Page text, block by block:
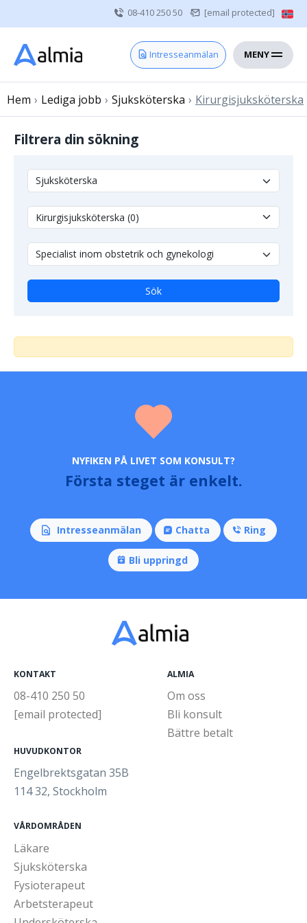
08-410 250 50 [email protected]
Intresseanmälan MENY
Hem
Vårdgivare
Om oss
Kontakt
Övrig vårdpersonal
Hem › Lediga jobb › Sjuksköterska › Kirurgisjuksköterska
Filtrera din sökning
Sök
NYFIKEN PÅ LIVET SOM KONSULT?
Första steget är enkelt.
Intresseanmälan Chatta Ring
Bli uppringd
KONTAKT
08-410 250 50
[email protected]
HUVUDKONTOR
Engelbrektsgatan 35B
114 32, Stockholm
ALMIA
Om oss
Bli konsult
Bättre betalt
VÅRDOMRÅDEN
Läkare
Sjuksköterska
Fysioterapeut
Arbetsterapeut